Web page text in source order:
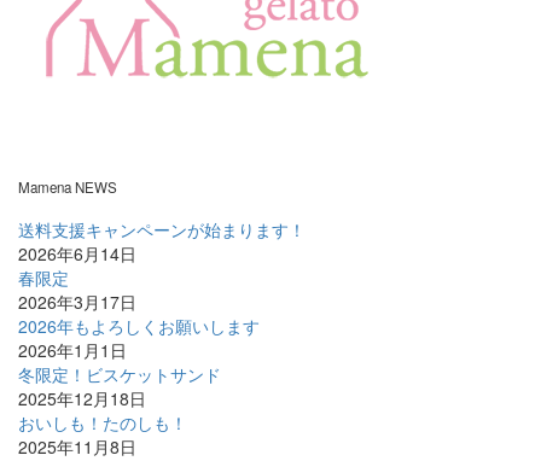
Mamena NEWS
送料支援キャンペーンが始まります！
2026年6月14日
春限定
2026年3月17日
2026年もよろしくお願いします
2026年1月1日
冬限定！ビスケットサンド
2025年12月18日
おいしも！たのしも！
2025年11月8日